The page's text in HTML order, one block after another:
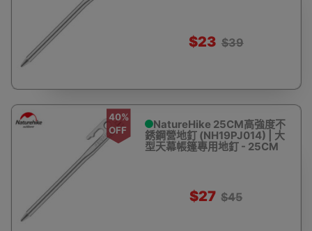
$23 $39
40%
OFF
NatureHike 25CM高強度不
銹鋼營地釘 (NH19PJ014) | 大
型天幕帳篷專用地釘 - 25CM
$27 $45